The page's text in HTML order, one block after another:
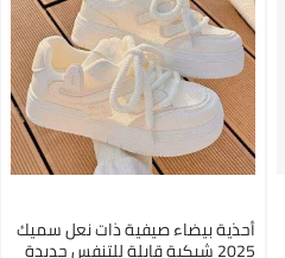
أحذية بيضاء صيفية ذات نعل سميك
2025 شبكية قابلة للتنفس جديدة